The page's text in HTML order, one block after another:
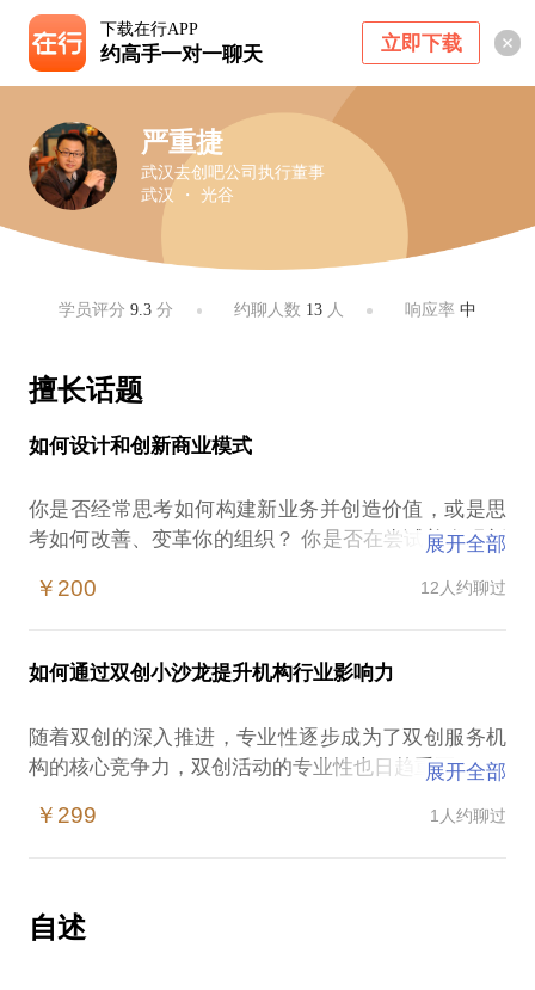
下载在行APP
约高手一对一聊天 立即下载
严重捷
武汉去创吧公司执行董事
武汉 ・ 光谷
学员评分9.3 分 约聊人数 13人 响应率 中
擅长话题
如何设计和创新商业模式
你是否经常思考如何构建新业务并创造价值，或是思
考如何改善、变革你的组织？ 你是否在尝试着发现新
当你在尝试重塑商业模式时，也许会遇到这些问题：
没有清晰的设计构思
不知道如何领导你所在组织的商业模式再造
告诉你现有商业模式存在的问题
告诉你如何重新定位、设计与创新你的商业模式
告诉你哪些创意构思可以应用到你的商业模式重塑中
展开全部
￥200 12人约聊过
如何通过双创小沙龙提升机构行业影响力
随着双创的深入推进，专业性逐步成为了双创服务机
构的核心竞争力，双创活动的专业性也日趋重要。
活动以凸显机构的专业性与专业服务能力？或在思考
当你在尝试创新双创活动的开展方式时，也许会遇到
这些问题：
展开全部
￥299 1人约聊过
自述